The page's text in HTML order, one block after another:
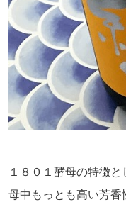
１８０１酵母の特徴
母中もっとも高い芳